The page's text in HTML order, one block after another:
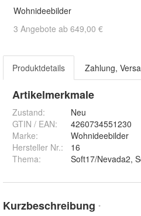
Wohnideebilder
3 Angebote ab 649,00 €
Produktdetails Zahlung,
Artikelmerkmale
Zustand:
Neu
GTIN / EAN:
4260734551230
Marke:
Wohnideebilder
Hersteller Nr.:
16
Thema:
Kurzbeschreibung *